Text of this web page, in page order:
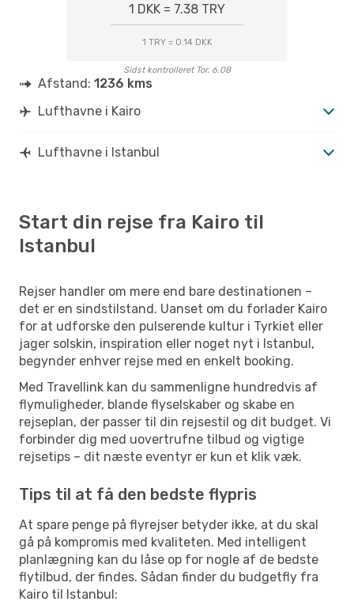
1 DKK = 7.38 TRY
1 TRY = 0.14 DKK
Sidst kontrolleret Tor. 6.08
Afstand: 1236 kms
Lufthavne i Kairo
Lufthavne i Istanbul
Start din rejse fra Kairo til
Istanbul
Rejser handler om mere end bare destinationen –
det er en sindstilstand. Uanset om du forlader Kairo
for at udforske den pulserende kultur i Tyrkiet eller
jager solskin, inspiration eller noget nyt i Istanbul,
begynder enhver rejse med en enkelt booking.
Med Travellink kan du sammenligne hundredvis af
flymuligheder, blande flyselskaber og skabe en
rejseplan, der passer til din rejsestil og dit budget. Vi
forbinder dig med uovertrufne tilbud og vigtige
rejsetips – dit næste eventyr er kun et klik væk.
Tips til at få den bedste flypris
At spare penge på flyrejser betyder ikke, at du skal
gå på kompromis med kvaliteten. Med intelligent
planlægning kan du låse op for nogle af de bedste
flytilbud, der findes. Sådan finder du budgetfly fra
Kairo til Istanbul: